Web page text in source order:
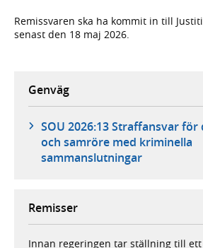
Remissvaren ska ha kommit in till
senast den 18 maj 2026.
Genväg
SOU 2026:13 Straffansvar för
och samröre med kriminella
sammanslutningar
Remisser
Innan regeringen tar ställning till ett